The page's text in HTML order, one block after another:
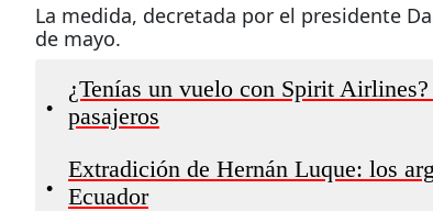
La medida, decretada por el presidente
de mayo.
•
¿Tenías un vuelo con Spirit
pasajeros
•
Extradición de Hernán Luque: los
Ecuador